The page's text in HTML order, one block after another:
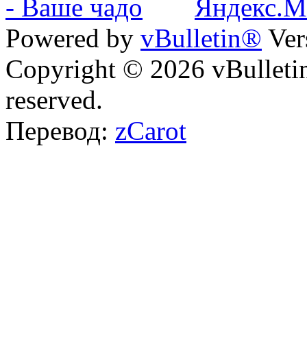
Powered by vBulletin®
Copyright © 2026
reserved.
Перевод: zCarot